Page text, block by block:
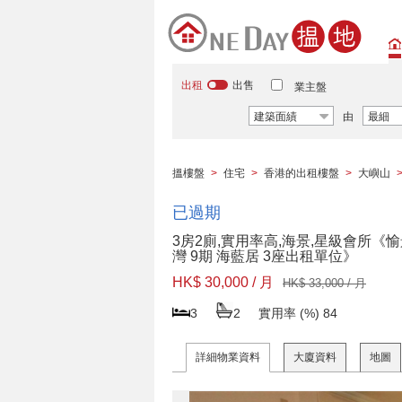
出租 出售 業主盤
建築面績 由 最細
搵樓盤 > 住宅 > 香港的出租樓盤 > 大嶼山 >
已過期
3房2廁,實用率高,海景,星級會所《
灣 9期 海藍居 3座出租單位》
HK$ 30,000 / 月
HK$ 33,000 / 月
3 2 實用率 (%) 84
詳細物業資料 大廈資料 地圖